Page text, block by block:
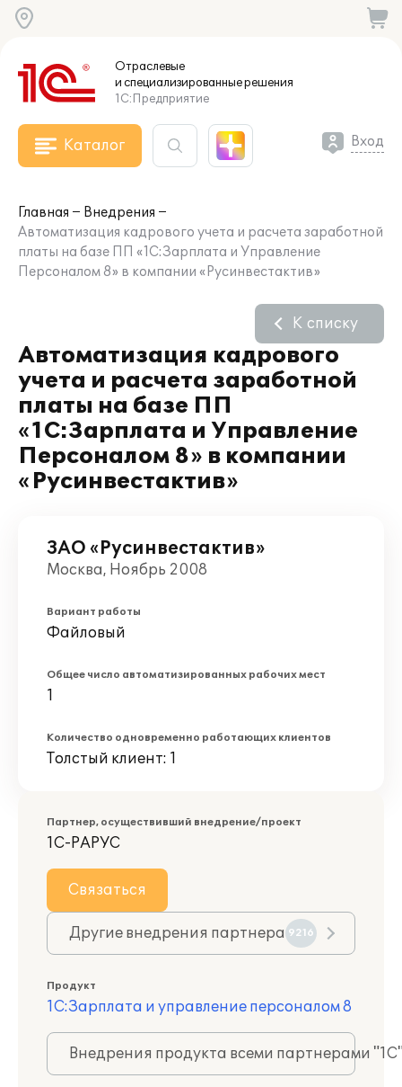
Отраслевые
и специализированныерешения
1С:Предприятие
Каталог Вход
Главная
Внедрения
Автоматизация кадрового учета и расчета заработной
платы на базе ПП «1С:Зарплата и Управление
Персоналом 8» в компании «Русинвестактив»
Автоматизация кадрового
учета и расчета заработной
платы на базе ПП
«1С:Зарплата и Управление
Персоналом 8» в компании
«Русинвестактив»
К списку
ЗАО «Русинвестактив»
Москва, Ноябрь 2008
Вариант работы
Файловый
Общее число автоматизированных рабочих мест
1
Количество одновременно работающих клиентов
Толстый клиент: 1
Партнер, осуществивший внедрение/проект
1С-РАРУС
Связаться
Другие внедрения партнера 9216
Продукт
1С:Зарплата и управление персоналом 8
Внедрения продукта всеми партнерами